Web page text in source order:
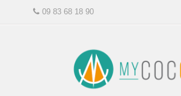
09 83 68 18 90